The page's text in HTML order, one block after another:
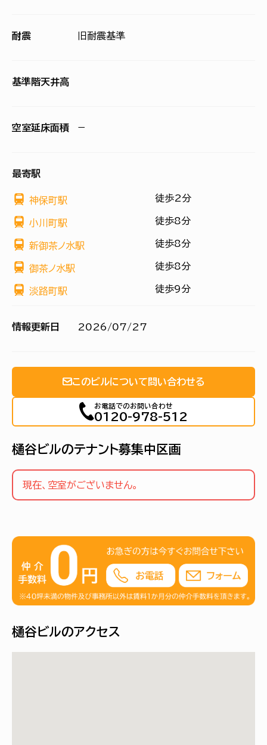
耐震 旧耐震基準
基準階天井高
空室延床面積 −
最寄駅
神保町駅 徒歩2分
小川町駅 徒歩8分
新御茶ノ水駅 徒歩8分
御茶ノ水駅 徒歩8分
淡路町駅 徒歩9分
情報更新日 2026/07/27
このビルについて問い合わせる
お電話でのお問い合わせ
0120-978-512
樋谷ビルのテナント募集中区画
現在、空室がございません。
樋谷ビルのアクセス